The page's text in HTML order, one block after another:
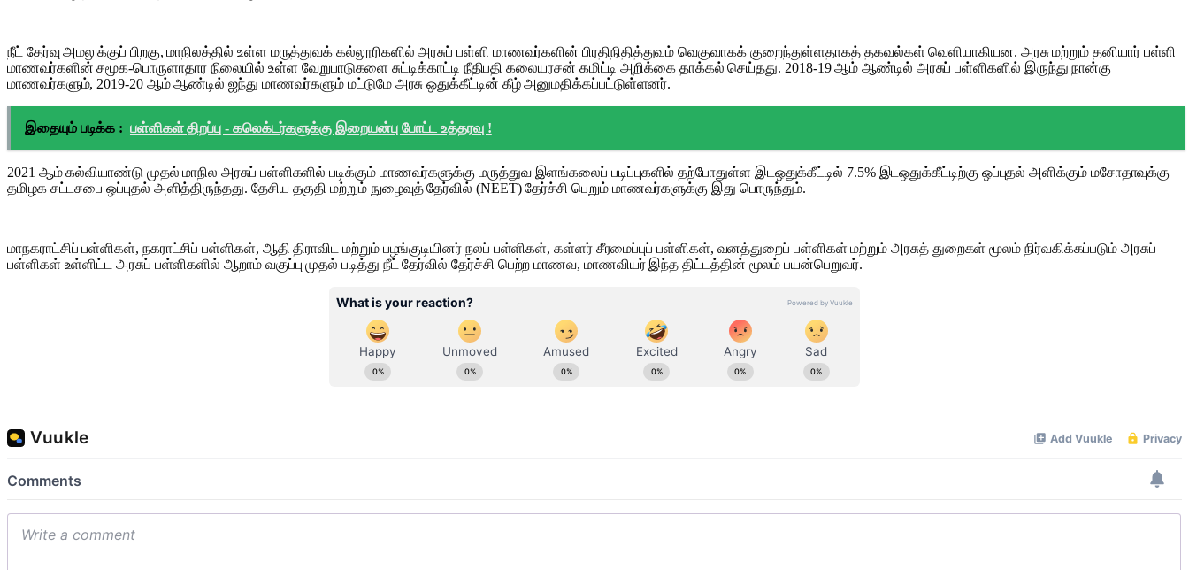
நீட் தேர்வு அமலுக்குப் பிறகு, மாநிலத்தில் உள்ள மருத்துவக் கல்லூரிகளில் அரசுப் பள்ளி மாணவர்களின் பிரதிநிதித்துவம் வெகுவாகக் குறைந்துள்ளதாகத் தகவல்கள் வெளியாகியன. அரசு மற்றும் தனியார் பள்ளி
மாணவர்களின் சமூக-பொருளாதார நிலையில் உள்ள வேறுபாடுகளை சுட்டிக்காட்டி நீதிபதி கலையரசன் கமிட்டி அறிக்கை தாக்கல் செய்தது. 2018-19 ஆம் ஆண்டில் அரசுப் பள்ளிகளில் இருந்து நான்கு
மாணவர்களும், 2019-20 ஆம் ஆண்டில் ஐந்து மாணவர்களும் மட்டுமே அரசு ஒதுக்கீட்டின் கீழ் அனுமதிக்கப்பட்டுள்ளனர்.
இதையும் படிக்க : பள்ளிகள் திறப்பு - கலெக்டர்களுக்கு இறையன்பு போட்ட உத்தரவு !
2021 ஆம் கல்வியாண்டு முதல் மாநில அரசுப் பள்ளிகளில் படிக்கும் மாணவர்களுக்கு மருத்துவ இளங்கலைப் படிப்புகளில் தற்போதுள்ள இடஒதுக்கீட்டில் 7.5% இடஒதுக்கீட்டிற்கு ஒப்புதல் அளிக்கும் மசோதாவுக்கு
தமிழக சட்டசபை ஒப்புதல் அளித்திருந்தது. தேசிய தகுதி மற்றும் நுழைவுத் தேர்வில் (NEET) தேர்ச்சி பெறும் மாணவர்களுக்கு இது பொருந்தும்.
மாநகராட்சிப் பள்ளிகள், நகராட்சிப் பள்ளிகள், ஆதி திராவிட மற்றும் பழங்குடியினர் நலப் பள்ளிகள், கள்ளர் சீரமைப்புப் பள்ளிகள், வனத்துறைப் பள்ளிகள் மற்றும் அரசுத் துறைகள் மூலம் நிர்வகிக்கப்படும் அரசுப்
பள்ளிகள் உள்ளிட்ட அரசுப் பள்ளிகளில் ஆறாம் வகுப்பு முதல் படித்து நீட் தேர்வில் தேர்ச்சி பெற்ற மாணவ, மாணவியர் இந்த திட்டத்தின் மூலம் பயன்பெறுவர்.